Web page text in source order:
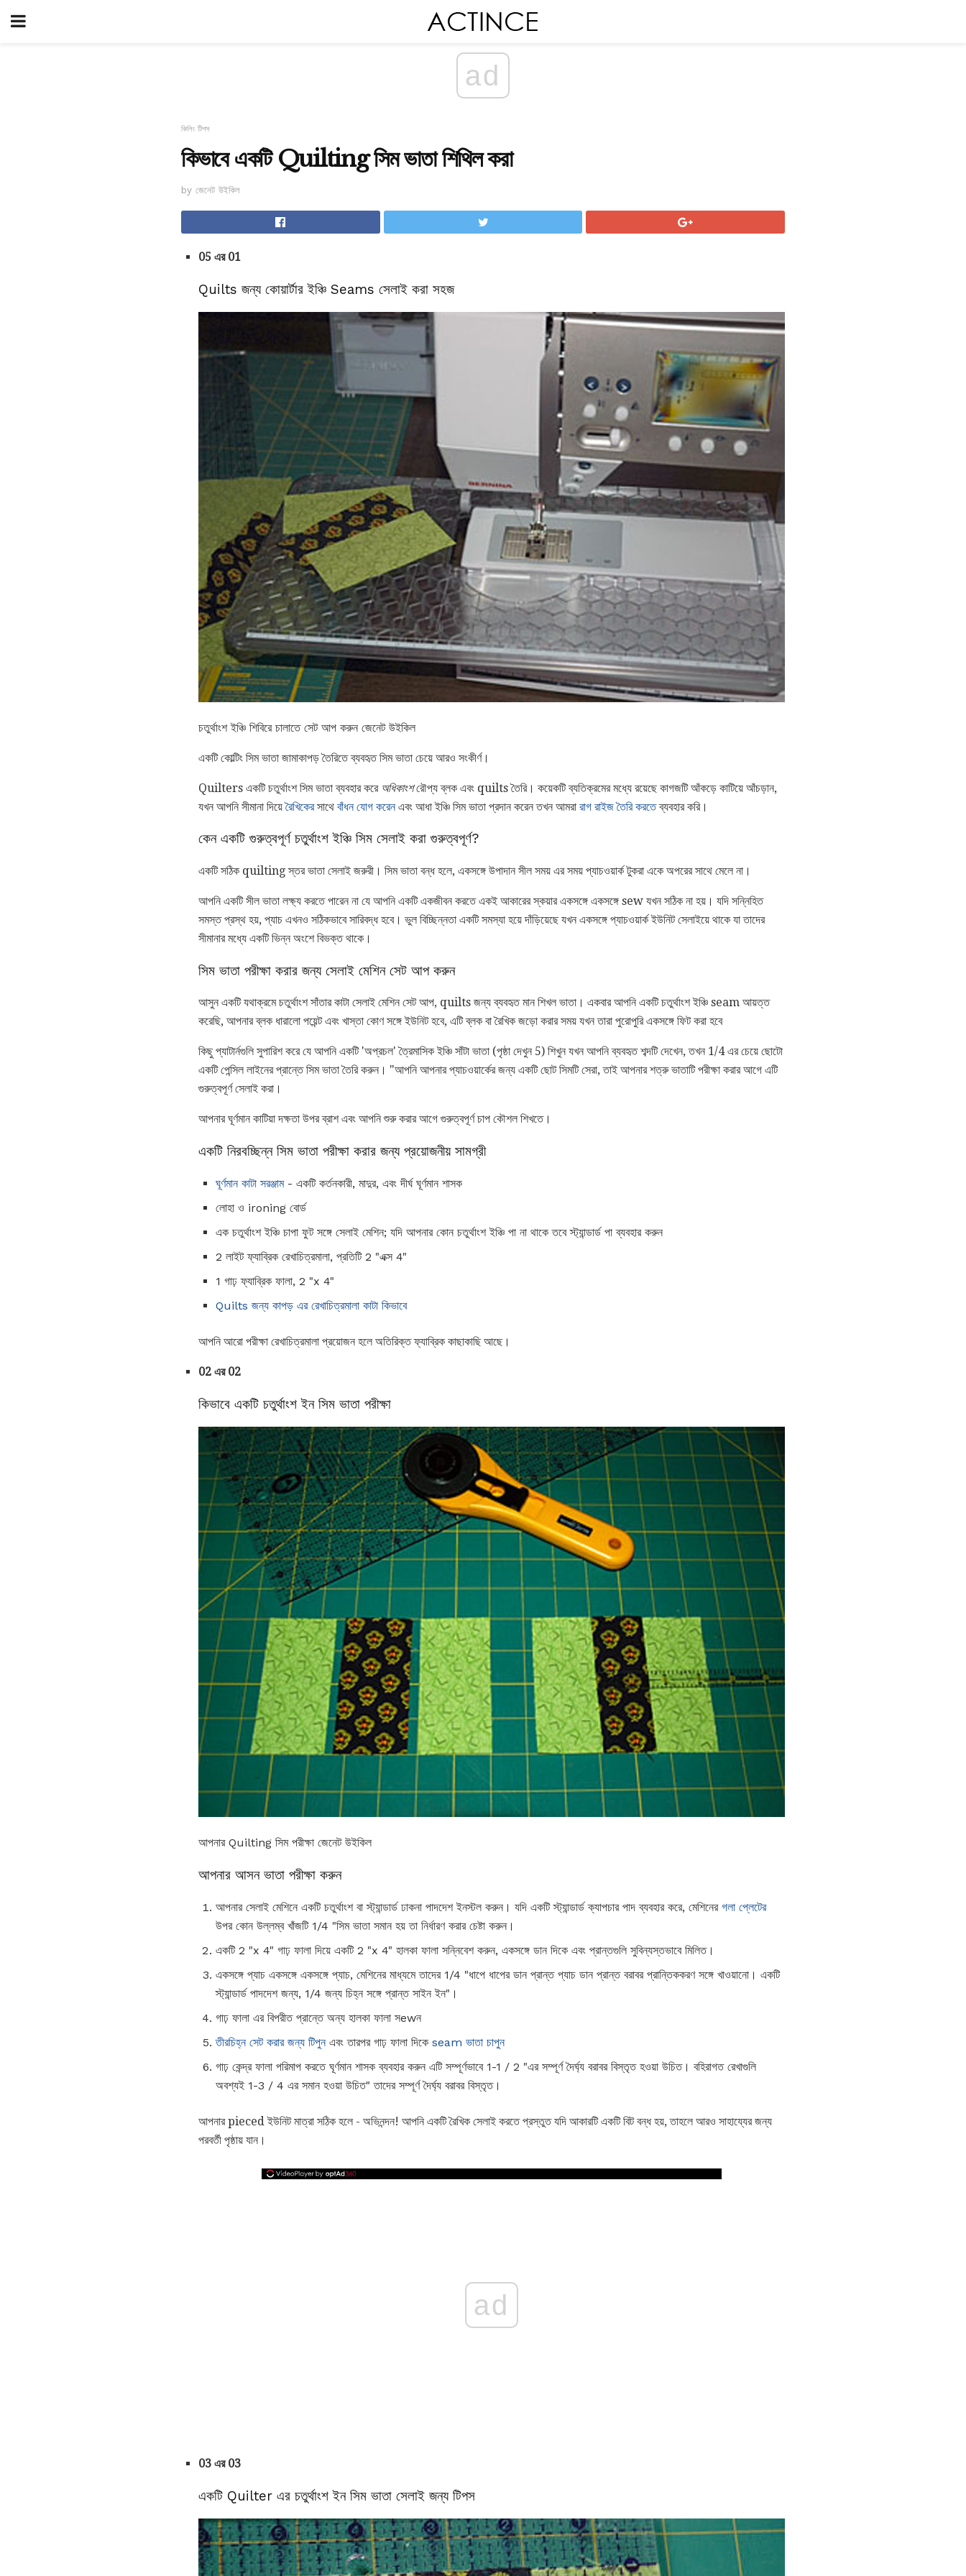
ad
কিলিং টিপস
কিভাবে একটি Quilting সিম ভাতা শিথিল করা
by জেনেট উইকিল
05 এর 01
Quilts জন্য কোয়ার্টার ইঞ্চি Seams সেলাই করা সহজ
চতুর্থাংশ ইঞ্চি শিবিরে চালাতে সেট আপ করুন জেনেট উইকিল
একটি কোল্টিং সিম ভাতা জামাকাপড় তৈরিতে ব্যবহৃত সিম ভাতা চেয়ে আরও সংকীর্ণ।
Quilters একটি চতুর্থাংশ সিম ভাতা ব্যবহার করে অধিকাংশরৌপ্য ব্লক এবং quilts তৈরি। কয়েকটি ব্যতিক্রমের মধ্যে রয়েছে কাগজটি আঁকড়ে কাটিয়ে আঁচড়ান,
যখন আপনি সীমানা দিয়েরৈখিকেরসাথে বাঁধন যোগ করেনএবং আধা ইঞ্চি সিম ভাতা প্রদান করেন তখন আমরা রাগ রাইজ তৈরি করতেব্যবহার করি।
কেন একটি গুরুত্বপূর্ণ চতুর্থাংশ ইঞ্চি সিম সেলাই করা গুরুত্বপূর্ণ?
একটি সঠিক quilting স্তর ভাতা সেলাই জরুরী। সিম ভাতা বন্ধ হলে, একসঙ্গে উপাদান সীল সময় এর সময় প্যাচওয়ার্ক টুকরা একে অপরের সাথে মেলে না।
আপনি একটি সীল ভাতা লক্ষ্য করতে পারেন না যে আপনি একটি একজীবন করতে একই আকারের স্কয়ার একসঙ্গে একসঙ্গে sew যখন সঠিক না হয়। যদি সন্নিহিত
সমস্ত প্রস্থ হয়, প্যাচ এখনও সঠিকভাবে সারিবদ্ধ হবে। ভুল বিচ্ছিন্নতা একটি সমস্যা হয়ে দাঁড়িয়েছে যখন একসঙ্গে প্যাচওয়ার্ক ইউনিট সেলাইয়ে থাকে যা তাদের
সীমানার মধ্যে একটি ভিন্ন অংশে বিভক্ত থাকে।
সিম ভাতা পরীক্ষা করার জন্য সেলাই মেশিন সেট আপ করুন
আসুন একটি যথাক্রমে চতুর্থাংশ সাঁতার কাটা সেলাই মেশিন সেট আপ, quilts জন্য ব্যবহৃত মান শিখল ভাতা। একবার আপনি একটি চতুর্থাংশ ইঞ্চি seam আয়ত্ত
করেছি, আপনার ব্লক ধারালো পয়েন্ট এবং খাস্তা কোণ সঙ্গে ইউনিট হবে, এটি ব্লক বা রৈখিক জড়ো করার সময় যখন তারা পুরোপুরি একসঙ্গে ফিট করা হবে
কিছু প্যাটার্নগুলি সুপারিশ করে যে আপনি একটি 'অপ্রচল' ত্রৈমাসিক ইঞ্চি সাঁটা ভাতা (পৃষ্ঠা দেখুন 5) শিখুন যখন আপনি ব্যবহৃত শব্দটি দেখেন, তখন 1/4 এর চেয়ে ছোটো
একটি পেন্সিল লাইনের প্রান্তে সিম ভাতা তৈরি করুন। "আপনি আপনার প্যাচওয়ার্কের জন্য একটি ছোট সিমটি সেরা, তাই আপনার শত্রু ভাতাটি পরীক্ষা করার আগে এটি
গুরুত্বপূর্ণ সেলাই করা।
আপনার ঘূর্ণমান কাটিয়া দক্ষতা উপর ব্রাশ এবং আপনি শুরু করার আগে গুরুত্বপূর্ণ চাপ কৌশল শিখতে।
একটি নিরবচ্ছিন্ন সিম ভাতা পরীক্ষা করার জন্য প্রয়োজনীয় সামগ্রী
ঘূর্ণমান কাটা সরঞ্জাম- একটি কর্তনকারী, মাদুর, এবং দীর্ঘ ঘূর্ণমান শাসক
লোহা ও ironing বোর্ড
এক চতুর্থাংশ ইঞ্চি চাপা ফুট সঙ্গে সেলাই মেশিন; যদি আপনার কোন চতুর্থাংশ ইঞ্চি পা না থাকে তবে স্ট্যান্ডার্ড পা ব্যবহার করুন
2 লাইট ফ্যাব্রিক রেখাচিত্রমালা, প্রতিটি 2 "এক্স 4"
1 গাঢ় ফ্যাব্রিক ফালা, 2 "x 4"
Quilts জন্য কাপড় এর রেখাচিত্রমালা কাটা কিভাবে
আপনি আরো পরীক্ষা রেখাচিত্রমালা প্রয়োজন হলে অতিরিক্ত ফ্যাব্রিক কাছাকাছি আছে।
02 এর 02
কিভাবে একটি চতুর্থাংশ ইন সিম ভাতা পরীক্ষা
আপনার Quilting সিম পরীক্ষা জেনেট উইকিল
আপনার আসন ভাতা পরীক্ষা করুন
আপনার সেলাই মেশিনে একটি চতুর্থাংশ বা স্ট্যান্ডার্ড ঢাকনা পাদদেশ ইনস্টল করুন। যদি একটি স্ট্যান্ডার্ড ক্যাপচার পাদ ব্যবহার করে, মেশিনের গলা প্লেটের
উপর কোন উল্লম্ব খাঁজটি 1/4 "সিম ভাতা সমান হয় তা নির্ধারণ করার চেষ্টা করুন।
একটি 2 "x 4" গাঢ় ফালা দিয়ে একটি 2 "x 4" হালকা ফালা সন্নিবেশ করুন, একসঙ্গে ডান দিকে এবং প্রান্তগুলি সুবিন্যস্তভাবে মিলিত।
একসঙ্গে প্যাচ একসঙ্গে একসঙ্গে প্যাচ, মেশিনের মাধ্যমে তাদের 1/4 "ধাপে ধাপের ডান প্রান্ত প্যাচ ডান প্রান্ত বরাবর প্রান্তিককরণ সঙ্গে খাওয়ানো। একটি
স্ট্যান্ডার্ড পাদদেশ জন্য, 1/4 জন্য চিহ্ন সঙ্গে প্রান্ত সাইন ইন"।
গাঢ় ফালা এর বিপরীত প্রান্তে অন্য হালকা ফালা সewন
তীরচিহ্ন সেট করার জন্য টিপুনএবং তারপর গাঢ় ফালা দিকে seam ভাতা চাপুন
গাঢ় কেন্দ্র ফালা পরিমাপ করতে ঘূর্ণমান শাসক ব্যবহার করুন এটি সম্পূর্ণভাবে 1-1 / 2 "এর সম্পূর্ণ দৈর্ঘ্য বরাবর বিস্তৃত হওয়া উচিত। বহিরাগত রেখাগুলি
অবশ্যই 1-3 / 4 এর সমান হওয়া উচিত" তাদের সম্পূর্ণ দৈর্ঘ্য বরাবর বিস্তৃত।
আপনার pieced ইউনিট মাত্রা সঠিক হলে - অভিনন্দন! আপনি একটি রৈখিক সেলাই করতে প্রস্তুত যদি আকারটি একটি বিট বন্ধ হয়, তাহলে আরও সাহায্যের জন্য
পরবর্তী পৃষ্ঠায় যান।
ad
03 এর 03
একটি Quilter এর চতুর্থাংশ ইন সিম ভাতা সেলাই জন্য টিপস